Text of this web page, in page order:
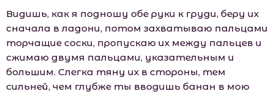
Видишь, как я подношу обе руки к груди, беру их
сначала в ладони, потом захватываю пальцами
торчащие соски, пропускаю их между пальцев и
сжимаю двумя пальцами, указательным и
большим. Слегка тяну их в стороны, тем
сильней, чем глубже ты вводишь банан в мою